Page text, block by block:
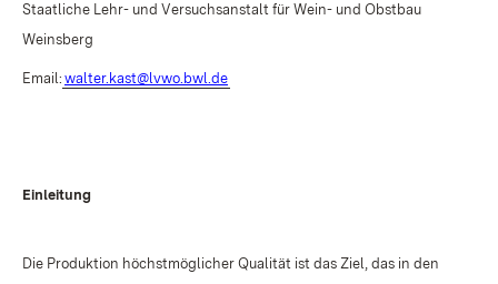
Staatliche Lehr- und Versuchsanstalt für Wein- und Obstbau
Weinsberg
Email: walter.kast@lvwo.bwl.de
Einleitung
Die Produktion höchstmöglicher Qualität ist das Ziel, das in den